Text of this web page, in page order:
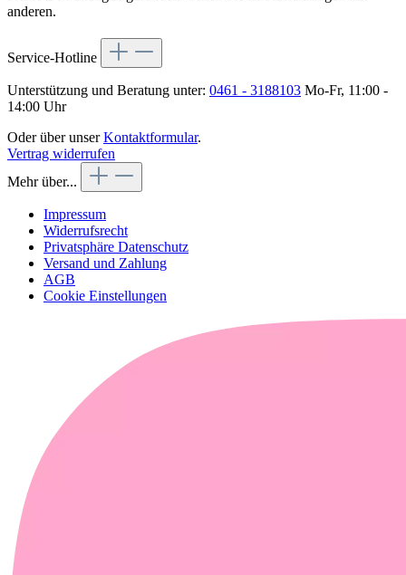
anderen.
Service-Hotline
Unterstützung und Beratung unter: 0461 - 3188103 Mo-Fr, 11:00 -
14:00 Uhr
Oder über unserKontaktformular.
Vertrag widerrufen
Mehr über...
Impressum
Widerrufsrecht
Privatsphäre Datenschutz
Versand und Zahlung
AGB
Cookie Einstellungen